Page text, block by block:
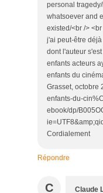
personal
whatsoever and
existed/<br />
j'ai peut-être
dont l'auteur
enfants acteurs
enfants du
Grasset, octobre
enfants-du-
ebook/dp/
Cordialement
Répondre
C Claude